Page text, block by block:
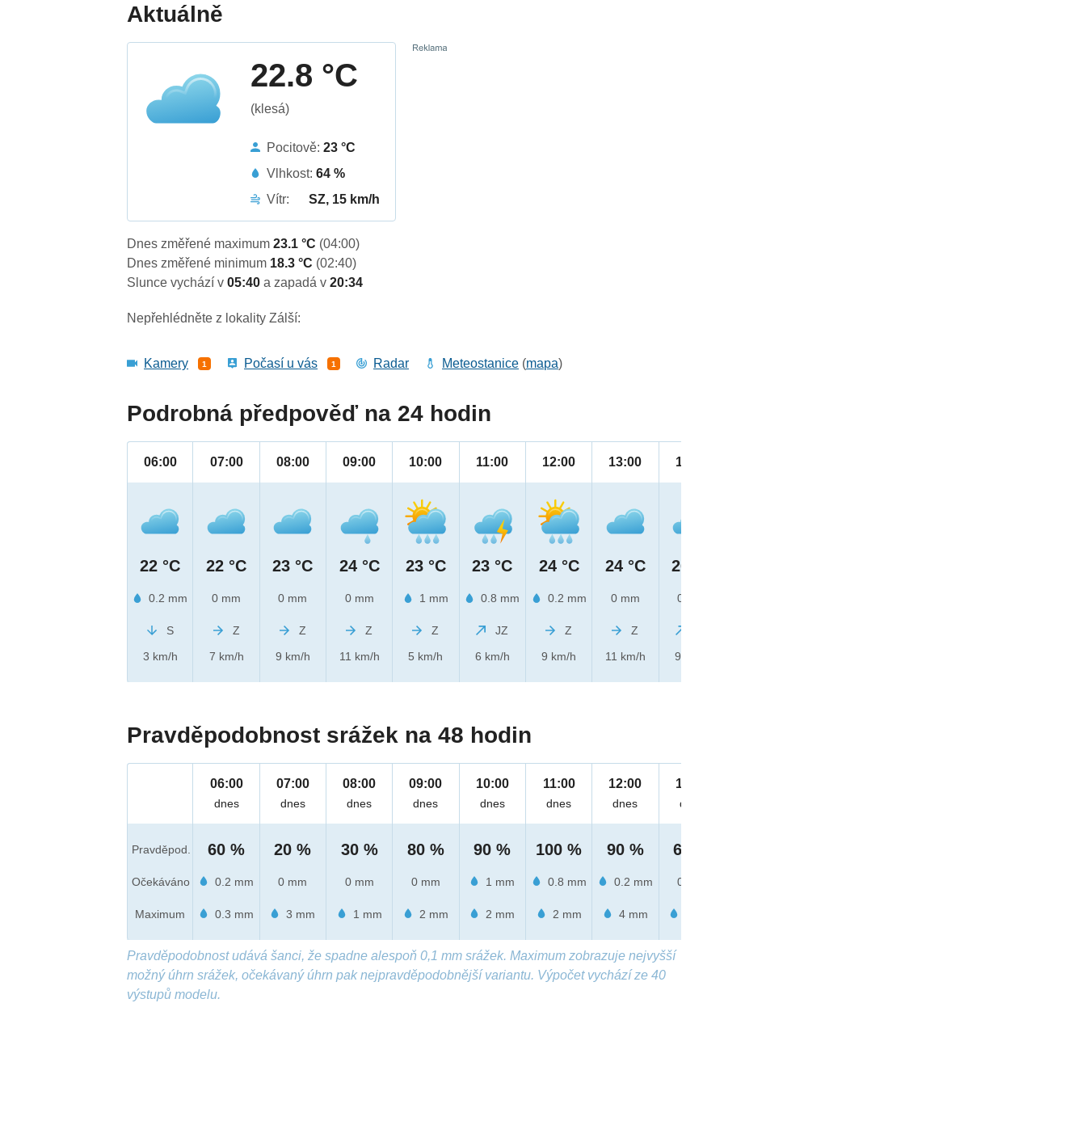
Aktuálně
22.8 °C
(klesá)
Pocitově:23 °C
Vlhkost:64 %
Vítr:
SZ, 15 km/h
Dnes změřené maximum23.1 °C (04:00)
Dnes změřené minimum 18.3 °C (02:40)
Slunce vychází v05:40a zapadá v20:34
Nepřehlédněte z lokality Zálší:
Kamery 1 Počasí u vás 1 Radar Meteostanice (mapa)
Podrobná předpověď na 24 hodin
06:00
22 °C
0.2 mm
S
3 km/h
07:00
22 °C
0 mm
Z
7 km/h
08:00
23 °C
0 mm
Z
9 km/h
09:00
24 °C
0 mm
Z
11 km/h
10:00
23 °C
1 mm
Z
5 km/h
11:00
23 °C
0.8 mm
JZ
6 km/h
12:00
24 °C
0.2 mm
Z
9 km/h
13:00
24 °C
0 mm
Z
11 km/h
14:00
26 °C
0 mm
9 km/h
Pravděpodobnost srážek na 48 hodin
Pravděpod.
Očekáváno
Maximum
06:00
dnes
60 %
0.2 mm
0.3 mm
07:00
dnes
20 %
0 mm
3 mm
08:00
dnes
30 %
0 mm
1 mm
09:00
dnes
80 %
0 mm
2 mm
10:00
dnes
90 %
1 mm
2 mm
11:00
dnes
100 %
0.8 mm
2 mm
12:00
dnes
90 %
0.2 mm
4 mm
13:00
dnes
60 %
0 mm
Pravděpodobnost udává šanci, že spadne alespoň 0,1 mm srážek. Maximum zobrazuje nejvyšší
možný úhrn srážek, očekávaný úhrn pak nejpravděpodobnější variantu. Výpočet vychází ze 40
výstupů modelu.